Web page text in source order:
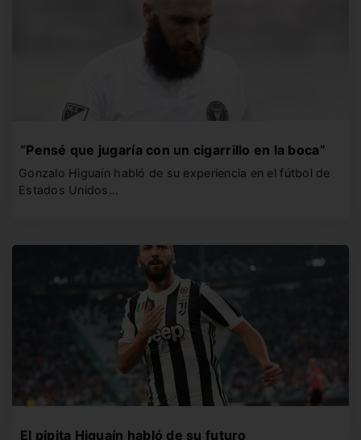
“Pensé que jugaría con un cigarrillo en la boca”
Gonzalo Higuaín habló de su experiencia en el fútbol de
Estados Unidos…
El pipita Higuaín habló de su futuro